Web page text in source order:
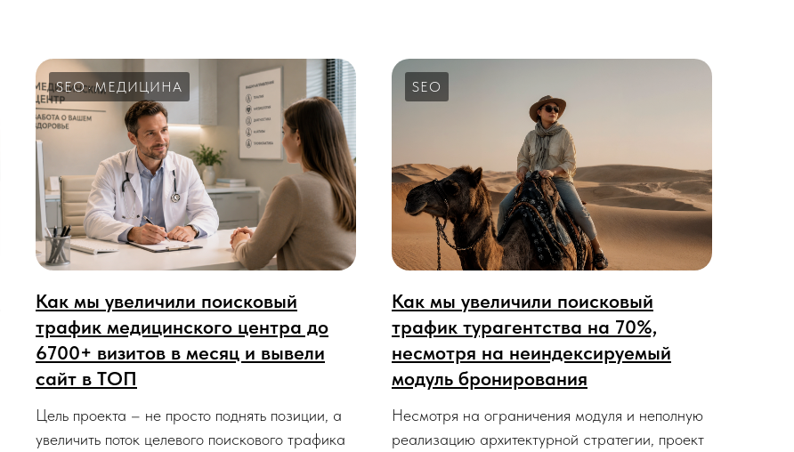
SEO МЕДИЦИНА
Как мы увеличили поисковый
трафик медицинского центра до
6700+ визитов в месяц и вывели
сайт в ТОП
Цель проекта – не просто поднять позиции, а
увеличить поток целевого поискового трафика
SEO
Как мы увеличили поисковый
трафик турагентства на 70%,
несмотря на неиндексируемый
модуль бронирования
Несмотря на ограничения модуля и неполную
реализацию архитектурной стратегии, проект